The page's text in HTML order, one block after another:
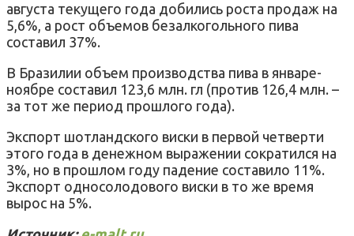
августа текущего года добились роста продаж на
5,6%, а рост объемов безалкогольного пива
составил 37%.
В Бразилии объем производства пива в январе-
ноябре составил 123,6 млн. гл (против 126,4 млн. –
за тот же период прошлого года).
Экспорт шотландского виски в первой четверти
этого года в денежном выражении сократился на
3%, но в прошлом году падение составило 11%.
Экспорт односолодового виски в то же время
вырос на 5%.